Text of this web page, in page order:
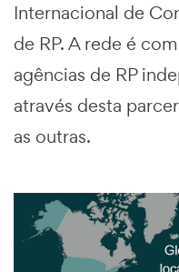
Internacional de
de RP. A rede é
agências de RP
através desta
as outras.